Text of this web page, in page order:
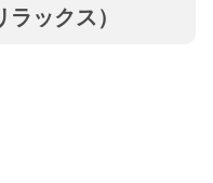
ックス）